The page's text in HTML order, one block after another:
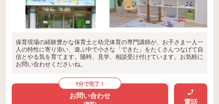
保育現場の経験豊かな保育士と幼児体育の専門講師が、お子さま一人一
人の特性に寄り添い、遊ぶ中で小さな「できた」をたくさんつなげて自
信とやる気を育てます。随時、見学、相談受け付けています。お気軽に
お問い合わせくださいね。
1分で完了！
お問い合わせ
電話